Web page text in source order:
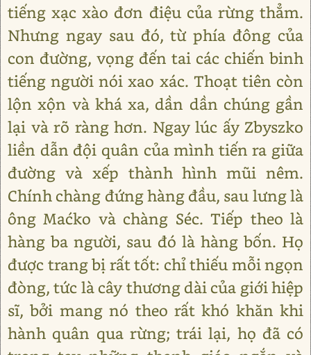
tiếng xạc xào đơn điệu của rừng thẳm.
Nhưng ngay sau đó, từ phía đông của
con đường, vọng đến tai các chiến binh
tiếng người nói xao xác. Thoạt tiên còn
lộn xộn và khá xa, dần dần chúng gần
lại và rõ ràng hơn. Ngay lúc ấy Zbyszko
liền dẫn đội quân của mình tiến ra giữa
đường và xếp thành hình mũi nêm.
Chính chàng đứng hàng đầu, sau lưng là
ông Maćko và chàng Séc. Tiếp theo là
hàng ba người, sau đó là hàng bốn. Họ
được trang bị rất tốt: chỉ thiếu mỗi ngọn
đòng, tức là cây thương dài của giới hiệp
sĩ, bởi mang nó theo rất khó khăn khi
hành quân qua rừng; trái lại, họ đã có